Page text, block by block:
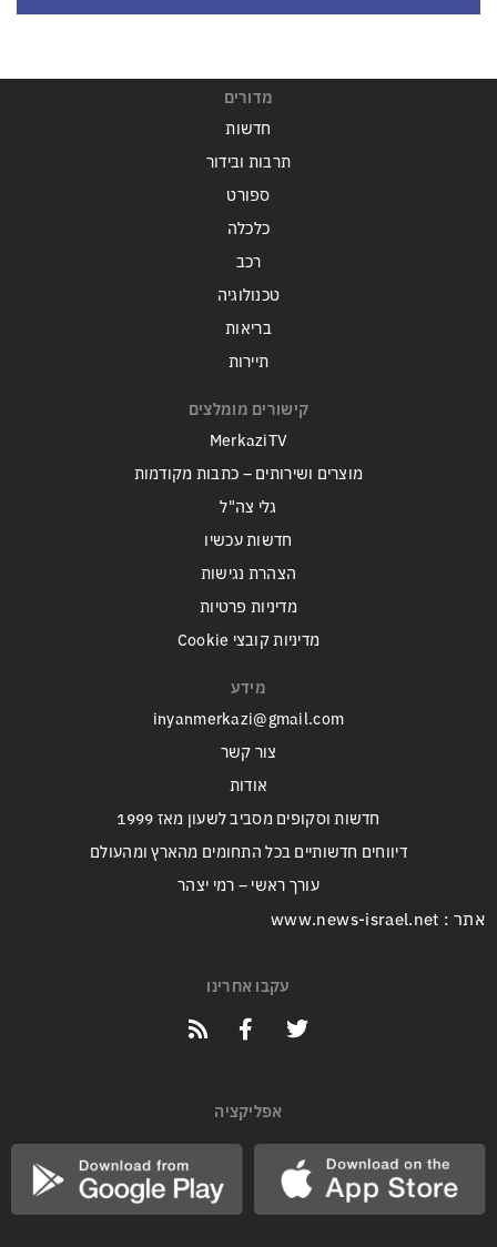
מדורים
חדשות
תרבות ובידור
ספורט
כלכלה
רכב
טכנולוגיה
בריאות
תיירות
קישורים מומלצים
MerkaziTV
מוצרים ושירותים – כתבות מקודמות
גלי צה"ל
חדשות עכשיו
הצהרת נגישות
מדיניות פרטיות
מדיניות קובצי Cookie
מידע
inyanmerkazi@gmail.com
צור קשר
אודות
חדשות וסקופים מסביב לשעון מאז 1999
דיווחים חדשותיים בכל התחומים מהארץ ומהעולם
עורך ראשי – רמי יצהר
אתר : www.news-israel.net
עקבו אחרינו
אפליקציה